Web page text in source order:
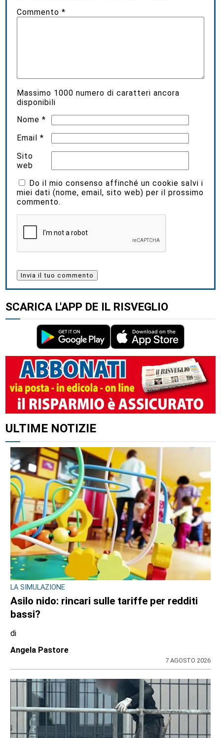
Commento*
Massimo 1000 numero di caratteri ancora
disponibili
Nome*
Email*
Sito
web
Do il mio consenso affinché un cookie salvi i
miei dati (nome, email, sito web) per il prossimo
commento.
SCARICA L'APP DE IL RISVEGLIO
ULTIME NOTIZIE
LA SIMULAZIONE
Asilo nido: rincari sulle tariffe per redditi
bassi?
di
Angela Pastore
7 AGOSTO 2026